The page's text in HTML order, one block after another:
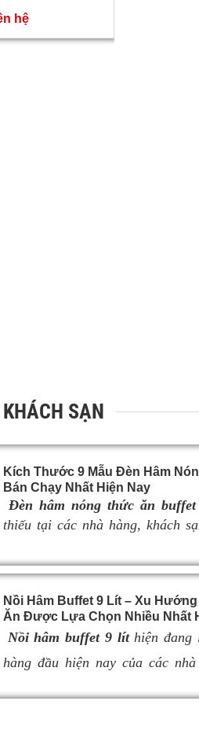
hệ
SẠN
Kích Thước 9 Mẫu Đèn Hâm
Bán Chạy Nhất Hiện Nay
Đèn hâm nóng thức ăn buffet
thiếu tại các nhà hàng, khách
món ăn luôn nóng hổi, thơm
thẩm mỹ và tạo nên sự sang
bày thực phẩm.
Tuy nhiên, việc lựa chọnđèn
không phù hợp có thể làm giảm
của quầy buffet. Trong bài viết
Nồi Hâm Buffet 9 Lít – Xu
Ăn Được Lựa Chọn Nhiều Nhất
Nồi hâm buffet 9 líthiện đang
hàng đầu hiện nay của các